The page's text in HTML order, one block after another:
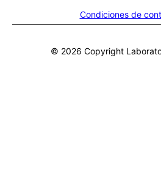
Condiciones de
© 2026 Copyright